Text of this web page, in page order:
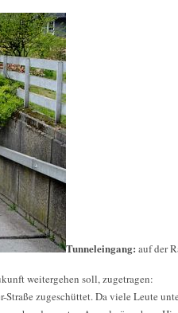
Tunneleingang: auf der
weitergehen soll, zugetragen:
zugeschüttet. Da viele Leute